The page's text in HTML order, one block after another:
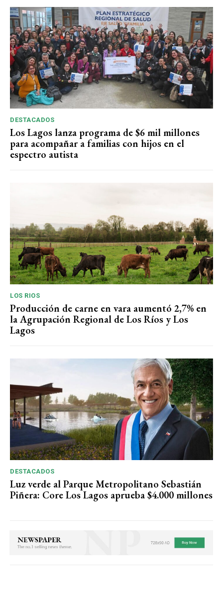
DESTACADOS
Los Lagos lanza programa de $6 mil millones
para acompañar a familias con hijos en el
espectro autista
LOS RIOS
Producción de carne en vara aumentó 2,7% en
la Agrupación Regional de Los Ríos y Los
Lagos
DESTACADOS
Luz verde al Parque Metropolitano Sebastián
Piñera: Core Los Lagos aprueba $4.000 millones